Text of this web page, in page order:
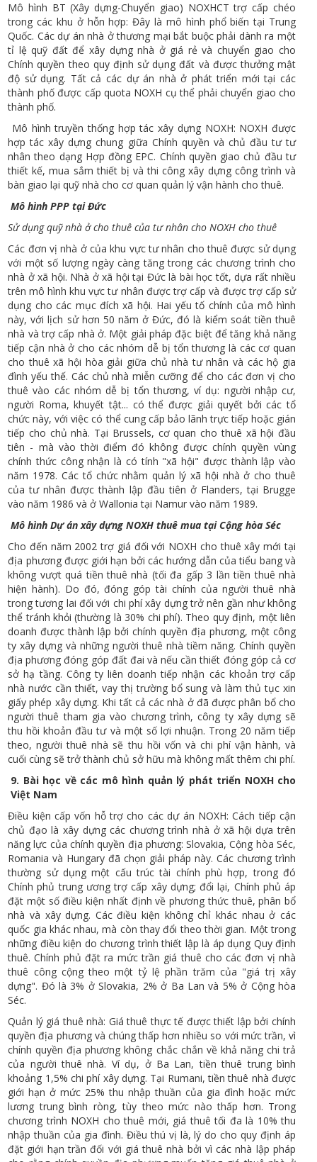
Mô hình BT (Xây dựng-Chuyển giao) NOXHCT trợ cấp chéo
trong các khu ở hỗn hợp: Đây là mô hình phổ biến tại Trung
Quốc. Các dự án nhà ở thương mại bắt buộc phải dành ra một
tỉ lệ quỹ đất để xây dựng nhà ở giá rẻ và chuyển giao cho
Chính quyền theo quy định sử dụng đất và được thưởng mật
độ sử dụng. Tất cả các dự án nhà ở phát triển mới tại các
thành phố được cấp quota NOXH cụ thể phải chuyển giao cho
thành phố.
Mô hình truyền thống hợp tác xây dựng NOXH: NOXH được
hợp tác xây dựng chung giữa Chính quyền và chủ đầu tư tư
nhân theo dạng Hợp đồng EPC. Chính quyền giao chủ đầu tư
thiết kế, mua sắm thiết bị và thi công xây dựng công trình và
bàn giao lại quỹ nhà cho cơ quan quản lý vận hành cho thuê.
Mô hình PPP tại Đức
Sử dụng quỹ nhà ở cho thuê của tư nhân cho NOXH cho thuê
Các đơn vị nhà ở của khu vực tư nhân cho thuê được sử dụng
với một số lượng ngày càng tăng trong các chương trình cho
nhà ở xã hội. Nhà ở xã hội tại Đức là bài học tốt, dựa rất nhiều
trên mô hình khu vực tư nhân được trợ cấp và được trợ cấp sử
dụng cho các mục đích xã hội. Hai yếu tố chính của mô hình
này, với lịch sử hơn 50 năm ở Đức, đó là kiểm soát tiền thuê
nhà và trợ cấp nhà ở. Một giải pháp đặc biệt để tăng khả năng
tiếp cận nhà ở cho các nhóm dễ bị tổn thương là các cơ quan
cho thuê xã hội hòa giải giữa chủ nhà tư nhân và các hộ gia
đình yếu thế. Các chủ nhà miễn cưỡng để cho các đơn vị cho
thuê vào các nhóm dễ bị tổn thương, ví dụ: người nhập cư,
người Roma, khuyết tật... có thể được giải quyết bởi các tổ
chức này, với việc có thể cung cấp bảo lãnh trực tiếp hoặc gián
tiếp cho chủ nhà. Tại Brussels, cơ quan cho thuê xã hội đầu
tiên - mà vào thời điểm đó không được chính quyền vùng
chính thức công nhận là có tính "xã hội" được thành lập vào
năm 1978. Các tổ chức nhằm quản lý xã hội nhà ở cho thuê
của tư nhân được thành lập đầu tiên ở Flanders, tại Brugge
vào năm 1986 và ở Wallonia tại Namur vào năm 1989.
Mô hình Dự án xây dựng NOXH thuê mua tại Cộng hòa Séc
Cho đến năm 2002 trợ giá đối với NOXH cho thuê xây mới tại
địa phương được giới hạn bởi các hướng dẫn của tiểu bang và
không vượt quá tiền thuê nhà (tối đa gấp 3 lần tiền thuê nhà
hiện hành). Do đó, đóng góp tài chính của người thuê nhà
trong tương lai đối với chi phí xây dựng trở nên gần như không
thể tránh khỏi (thường là 30% chi phí). Theo quy định, một liên
doanh được thành lập bởi chính quyền địa phương, một công
ty xây dựng và những người thuê nhà tiềm năng. Chính quyền
địa phương đóng góp đất đai và nếu cần thiết đóng góp cả cơ
sở hạ tầng. Công ty liên doanh tiếp nhận các khoản trợ cấp
nhà nước cần thiết, vay thị trường bổ sung và làm thủ tục xin
giấy phép xây dựng. Khi tất cả các nhà ở đã được phân bổ cho
người thuê tham gia vào chương trình, công ty xây dựng sẽ
thu hồi khoản đầu tư và một số lợi nhuận. Trong 20 năm tiếp
theo, người thuê nhà sẽ thu hồi vốn và chi phí vận hành, và
cuối cùng sẽ trở thành chủ sở hữu mà không mất thêm chi phí.
9. Bài học về các mô hình quản lý phát triển NOXH cho
Việt Nam
Điều kiện cấp vốn hỗ trợ cho các dự án NOXH: Cách tiếp cận
chủ đạo là xây dựng các chương trình nhà ở xã hội dựa trên
năng lực của chính quyền địa phương: Slovakia, Cộng hòa Séc,
Romania và Hungary đã chọn giải pháp này. Các chương trình
thường sử dụng một cấu trúc tài chính phù hợp, trong đó
Chính phủ trung ương trợ cấp xây dựng; đổi lại, Chính phủ áp
đặt một số điều kiện nhất định về phương thức thuê, phân bổ
nhà và xây dựng. Các điều kiện không chỉ khác nhau ở các
quốc gia khác nhau, mà còn thay đổi theo thời gian. Một trong
những điều kiện do chương trình thiết lập là áp dụng Quy định
thuê. Chính phủ đặt ra mức trần giá thuê cho các đơn vị nhà
thuê công cộng theo một tỷ lệ phần trăm của "giá trị xây
dựng". Đó là 3% ở Slovakia, 2% ở Ba Lan và 5% ở Cộng hòa
Séc.
Quản lý giá thuê nhà: Giá thuê thực tế được thiết lập bởi chính
quyền địa phương và chúng thấp hơn nhiều so với mức trần, vì
chính quyền địa phương không chắc chắn về khả năng chi trả
của người thuê nhà. Ví dụ, ở Ba Lan, tiền thuê trung bình
khoảng 1,5% chi phí xây dựng. Tại Rumani, tiền thuê nhà được
giới hạn ở mức 25% thu nhập thuần của gia đình hoặc mức
lương trung bình ròng, tùy theo mức nào thấp hơn. Trong
chương trình NOXH cho thuê mới, giá thuê tối đa là 10% thu
nhập thuần của gia đình. Điều thú vị là, lý do cho quy định áp
đặt giới hạn trần đối với giá thuê nhà bởi vì các nhà lập pháp